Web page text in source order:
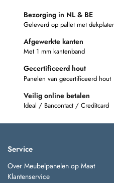
Bezorging in NL & BE
Geleverd op pallet met
Afgewerkte kanten
Met 1 mm kantenband
Gecertificeerd hout
Panelen van gecertificeerd hout
Veilig online betalen
Ideal / Bancontact / Creditcard
Service
Over Meubelpanelen op Maat
Klantenservice